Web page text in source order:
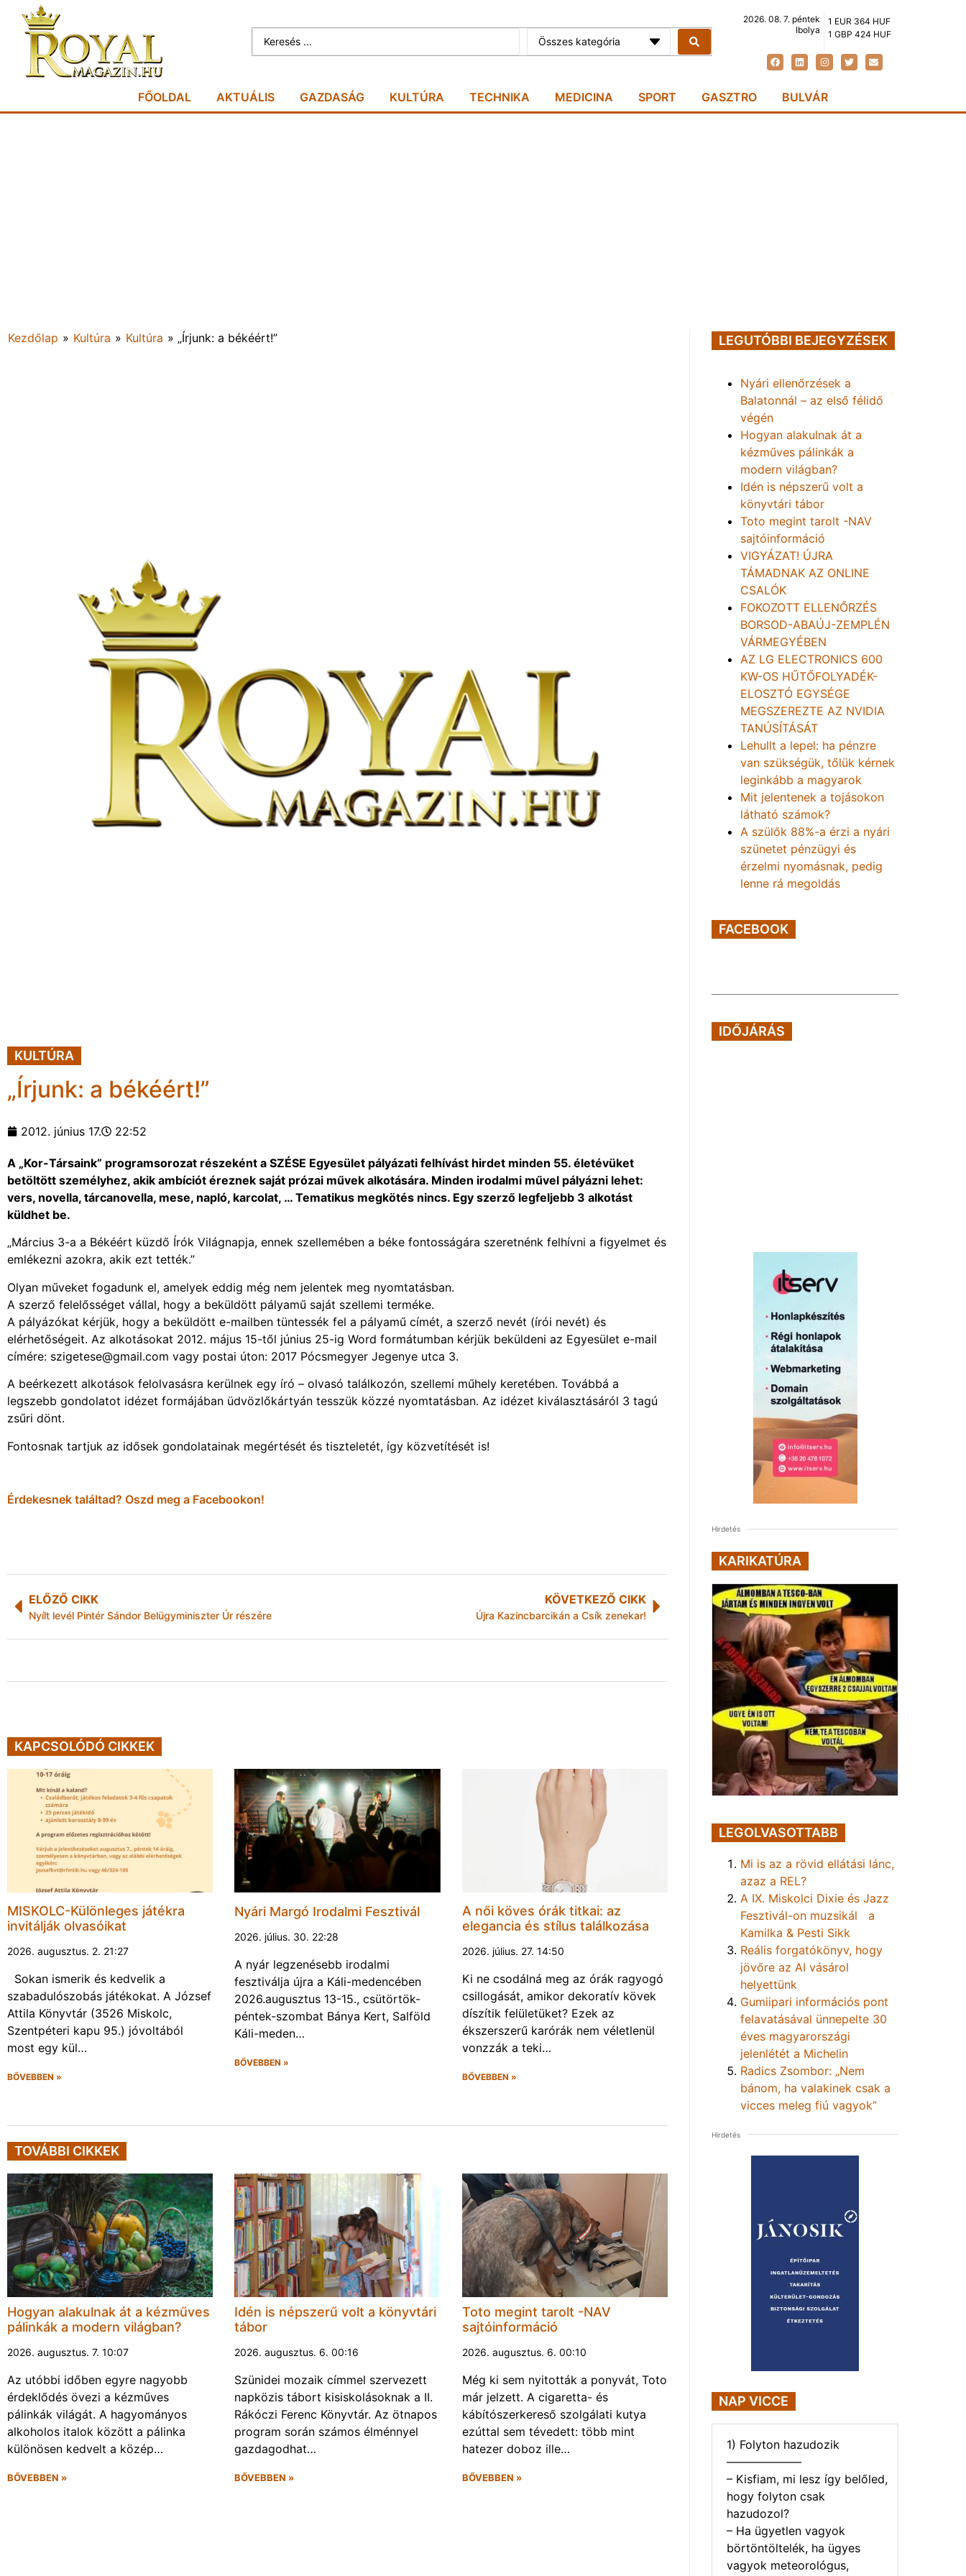
Összes kategória
2026. 08. 7. péntek
Ibolya
1 EUR 364 HUF
1 GBP 424 HUF
FŐOLDAL AKTUÁLIS GAZDASÁG KULTÚRA TECHNIKA MEDICINA SPORT GASZTRO BULVÁR
Kezdőlap » Kultúra » Kultúra » „Írjunk: a békéért!”
KULTÚRA
„Írjunk: a békéért!”
2012. június 17. 22:52
A „Kor-Társaink” programsorozat részeként a SZÉSE Egyesület pályázati felhívást hirdet minden 55. életévüket
betöltött személyhez, akik ambíciót éreznek saját prózai művek alkotására. Minden irodalmi művel pályázni lehet:
vers, novella, tárcanovella, mese, napló, karcolat, … Tematikus megkötés nincs. Egy szerző legfeljebb 3 alkotást
küldhet be.
„Március 3-a a Békéért küzdő Írók Világnapja, ennek szellemében a béke fontosságára szeretnénk felhívni a figyelmet és
emlékezni azokra, akik ezt tették.”
Olyan műveket fogadunk el, amelyek eddig még nem jelentek meg nyomtatásban.
A szerző felelősséget vállal, hogy a beküldött pályamű saját szellemi terméke.
A pályázókat kérjük, hogy a beküldött e-mailben tüntessék fel a pályamű címét, a szerző nevét (írói nevét) és
elérhetőségeit. Az alkotásokat 2012. május 15-től június 25-ig Word formátumban kérjük beküldeni az Egyesület e-mail
címére: szigetese@gmail.com vagy postai úton: 2017 Pócsmegyer Jegenye utca 3.
A beérkezett alkotások felolvasásra kerülnek egy író – olvasó találkozón, szellemi műhely keretében. Továbbá a
legszebb gondolatot idézet formájában üdvözlőkártyán tesszük közzé nyomtatásban. Az idézet kiválasztásáról 3 tagú
zsűri dönt.
Fontosnak tartjuk az idősek gondolatainak megértését és tiszteletét, így közvetítését is!
Érdekesnek találtad? Oszd meg a Facebookon!
ELŐZŐ CIKK
Nyílt levél Pintér Sándor Belügyminiszter Úr részére
KÖVETKEZŐ CIKK
Újra Kazincbarcikán a Csík zenekar!
KAPCSOLÓDÓ CIKKEK
MISKOLC-Különleges játékra
invitálják olvasóikat
2026. augusztus. 2. 21:27
Sokan ismerik és kedvelik a
szabadulószobás játékokat. A József
Attila Könyvtár (3526 Miskolc,
Szentpéteri kapu 95.) jóvoltából
most egy kül…
BŐVEBBEN »
Nyári Margó Irodalmi Fesztivál
2026. július. 30. 22:28
A nyár legzenésebb irodalmi
fesztiválja újra a Káli-medencében
2026.augusztus 13-15., csütörtök-
péntek-szombat Bánya Kert, Salföld
Káli-meden…
BŐVEBBEN »
A női köves órák titkai: az
elegancia és stílus találkozása
2026. július. 27. 14:50
Ki ne csodálná meg az órák ragyogó
csillogását, amikor dekoratív kövek
díszítik felületüket? Ezek az
ékszerszerű karórák nem véletlenül
vonzzák a teki…
BŐVEBBEN »
TOVÁBBI CIKKEK
Hogyan alakulnak át a kézműves
pálinkák a modern világban?
2026. augusztus. 7. 10:07
Az utóbbi időben egyre nagyobb
érdeklődés övezi a kézműves
pálinkák világát. A hagyományos
alkoholos italok között a pálinka
különösen kedvelt a közép…
BŐVEBBEN »
Idén is népszerű volt a könyvtári
tábor
2026. augusztus. 6. 00:16
Szünidei mozaik címmel szervezett
napközis tábort kisiskolásoknak a II.
Rákóczi Ferenc Könyvtár. Az ötnapos
program során számos élménnyel
gazdagodhat…
BŐVEBBEN »
Toto megint tarolt -NAV
sajtóinformáció
2026. augusztus. 6. 00:10
Még ki sem nyitották a ponyvát, Toto
már jelzett. A cigaretta- és
kábítószerkereső szolgálati kutya
ezúttal sem tévedett: több mint
hatezer doboz ille…
BŐVEBBEN »
LEGUTÓBBI BEJEGYZÉSEK
Nyári ellenőrzések a
Balatonnál – az első félidő
végén
Hogyan alakulnak át a
kézműves pálinkák a
modern világban?
Idén is népszerű volt a
könyvtári tábor
Toto megint tarolt -NAV
sajtóinformáció
VIGYÁZAT! ÚJRA
TÁMADNAK AZ ONLINE
CSALÓK
FOKOZOTT ELLENŐRZÉS
BORSOD-ABAÚJ-ZEMPLÉN
VÁRMEGYÉBEN
AZ LG ELECTRONICS 600
KW-OS HŰTŐFOLYADÉK-
ELOSZTÓ EGYSÉGE
MEGSZEREZTE AZ NVIDIA
TANÚSÍTÁSÁT
Lehullt a lepel: ha pénzre
van szükségük, tőlük kérnek
leginkább a magyarok
Mit jelentenek a tojásokon
látható számok?
A szülők 88%-a érzi a nyári
szünetet pénzügyi és
érzelmi nyomásnak, pedig
lenne rá megoldás
FACEBOOK
IDŐJÁRÁS
Hirdetés
KARIKATÚRA
LEGOLVASOTTABB
Mi is az a rövid ellátási lánc,
azaz a REL?
A IX. Miskolci Dixie és Jazz
Fesztivál-on muzsikál a
Kamilka & Pesti Sikk
Reális forgatókönyv, hogy
jövőre az AI vásárol
helyettünk
Gumiipari információs pont
felavatásával ünnepelte 30
éves magyarországi
jelenlétét a Michelin
Radics Zsombor: „Nem
bánom, ha valakinek csak a
vicces meleg fiú vagyok”
Hirdetés
NAP VICCE
1) Folyton hazudozik
——————–
– Kisfiam, mi lesz így belőled,
hogy folyton csak
hazudozol?
– Ha ügyetlen vagyok
börtöntöltelék, ha ügyes
vagyok meteorológus,